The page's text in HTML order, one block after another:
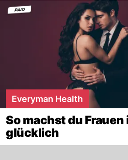
Everyman Health
So machst du Frauen
glücklich